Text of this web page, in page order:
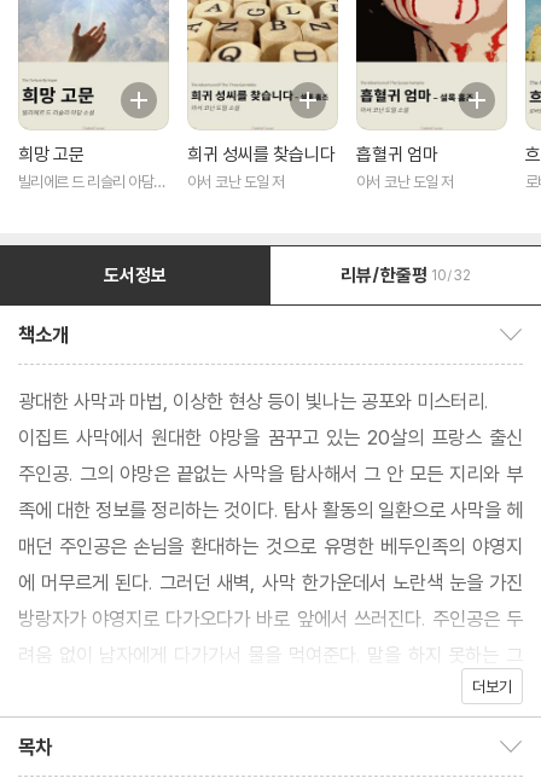
희망 고문
빌리에르 드 리슬리 아담
희귀 성씨를 찾습니다
아서 코난 도일 저
흡혈귀 엄마
아서 코난 도일 저
도서정보 리뷰/한줄평 10/32
책소개
광대한 사막과 마법, 이상한 현상 등이 빛나는 공포와 미스터리.
이집트 사막에서 원대한 야망을 꿈꾸고 있는 20살의 프랑스 출신
주인공. 그의 야망은 끝없는 사막을 탐사해서 그 안 모든 지리와 부
족에 대한 정보를 정리하는 것이다. 탐사 활동의 일환으로 사막을 헤
매던 주인공은 손님을 환대하는 것으로 유명한 베두인족의 야영지
에 머무르게 된다. 그러던 새벽, 사막 한가운데서 노란색 눈을 가진
방랑자가 야영지로 다가오다가 바로 앞에서 쓰러진다. 주인공은 두
려움 없이 남자에게 다가가서 물을 먹여준다. 말을 하지 못하는 그
남자는 주인공에게 몸짓으로 감사 인사를 표하고 사라진다. 그리고
커다란 위험이 있을 것이라며 야영지에서 도망치라고 몸짓으로 말
더보기
목차